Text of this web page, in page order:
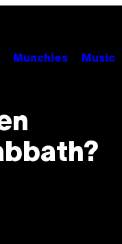
Munchies Music